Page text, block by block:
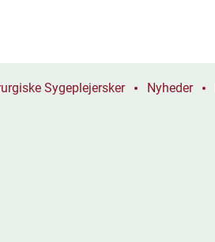
Sygeplejersker Nyheder